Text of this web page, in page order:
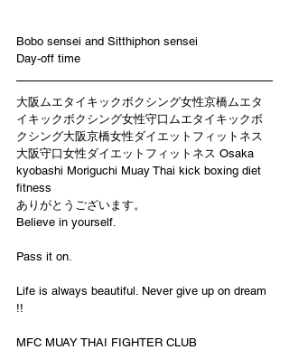
Bobo sensei and Sitthiphon sensei
Day-off time
大阪ムエタイキックボクシング女性京橋ムエタ
イキックボクシング女性守口ムエタイキックボ
クシング大阪京橋女性ダイエットフィットネス
大阪守口女性ダイエットフィットネス Osaka
kyobashi Moriguchi Muay Thai kick boxing diet
fitness
ありがとうございます。
Believe in yourself.
Pass it on.
Life is always beautiful. Never give up on dream
!!
MFC MUAY THAI FIGHTER CLUB